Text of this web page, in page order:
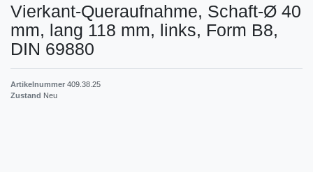
Vierkant-Queraufnahme, Schaft-Ø 40
mm, lang 118 mm, links, Form B8,
DIN 69880
Artikelnummer 409.38.25
Zustand Neu